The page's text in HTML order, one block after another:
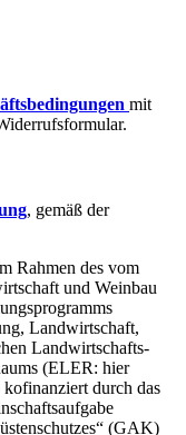
mit
, gemäß der
Rahmen des vom
und Weinbau
Landwirt­schaft,
Land­wirtschafts­
(ELER: hier
durch das
(GAK)